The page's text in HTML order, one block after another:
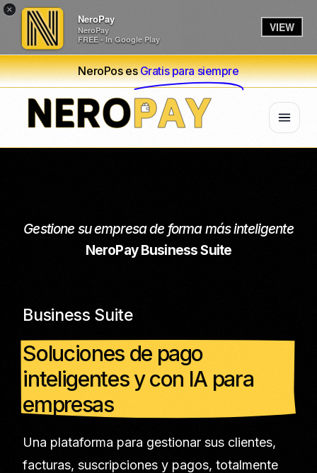
×
NeroPay
NeroPay
FREE - In Google Play
VIEW
NeroPos esGratis para siempre
Gestione su empresa de forma más inteligente
NeroPay Business Suite
Business Suite
Soluciones de pago
inteligentes y con IA para
empresas
Una plataforma para gestionar sus clientes,
facturas, suscripciones y pagos, totalmente